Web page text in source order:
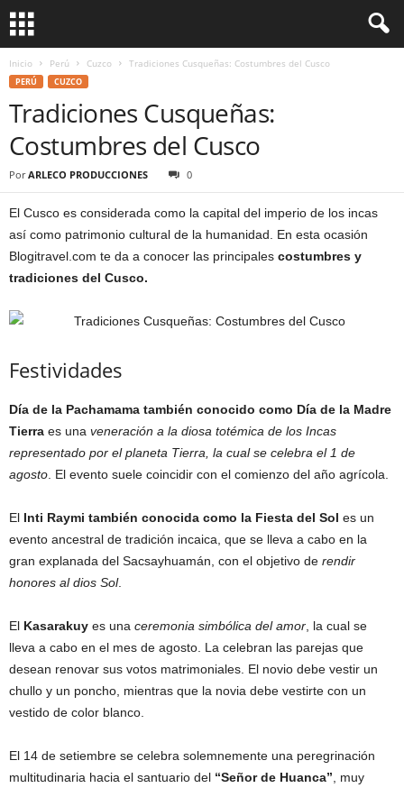
Inicio Perú Cuzco Tradiciones Cusqueñas: Costumbres del Cusco
PERÚ CUZCO
Tradiciones Cusqueñas:
Costumbres del Cusco
Por ARLECO PRODUCCIONES 0
El Cusco es considerada como la capital del imperio de los incas
así como patrimonio cultural de la humanidad. En esta ocasión
Blogitravel.com te da a conocer las principales costumbres y
tradiciones del Cusco.
Festividades
Día de la Pachamama también conocido como Día de la Madre
Tierra es una veneración a la diosa totémica de los Incas
representado por el planeta Tierra, la cual se celebra el 1 de
agosto . El evento suele coincidir con el comienzo del año agrícola.
El Inti Raymi también conocida como la Fiesta del Sol es un
evento ancestral de tradición incaica, que se lleva a cabo en la
gran explanada del Sacsayhuamán, con el objetivo de rendir
honores al dios Sol.
El Kasarakuy es una ceremonia simbólica del amor , la cual se
lleva a cabo en el mes de agosto. La celebran las parejas que
desean renovar sus votos matrimoniales. El novio debe vestir un
chullo y un poncho, mientras que la novia debe vestirte con un
vestido de color blanco.
El 14 de setiembre se celebra solemnemente una peregrinación
multitudinaria hacia el santuario del “Señor de Huanca” , muy